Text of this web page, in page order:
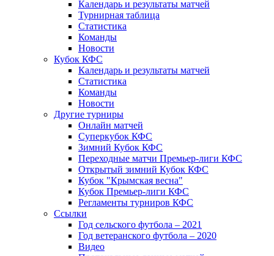
Календарь и результаты матчей
Турнирная таблица
Статистика
Команды
Новости
Кубок КФС
Календарь и результаты матчей
Статистика
Команды
Новости
Другие турниры
Онлайн матчей
Суперкубок КФС
Зимний Кубок КФС
Переходные матчи Премьер-лиги КФС
Открытый зимний Кубок КФС
Кубок "Крымская весна"
Кубок Премьер-лиги КФС
Регламенты турниров КФС
Ссылки
Год сельского футбола – 2021
Год ветеранского футбола – 2020
Видео